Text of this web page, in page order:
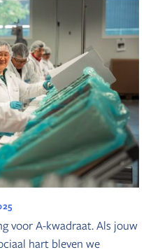
voor A-kwadraat. Als jouw
hart bleven we